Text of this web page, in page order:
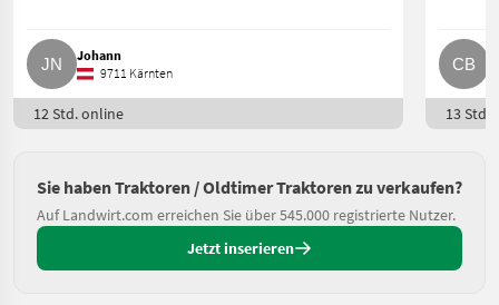
Johann
9711 Kärnten
12 Std. online 13 Std.
Sie haben Traktoren / Oldtimer Traktoren zu verkaufen?
Auf Landwirt.com erreichen Sie über 545.000 registrierte Nutzer.
Jetzt inserieren